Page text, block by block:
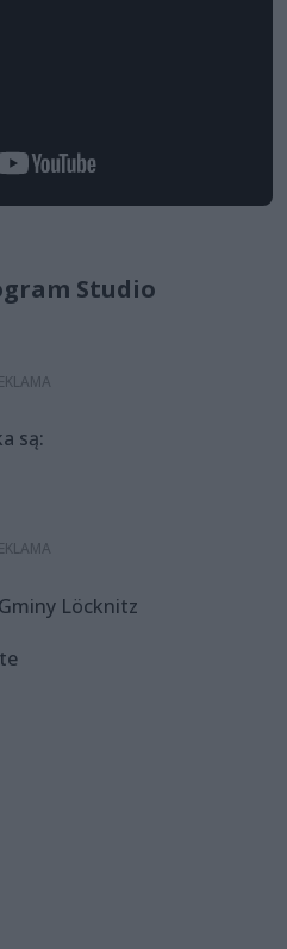
Studio
są:
Löcknitz